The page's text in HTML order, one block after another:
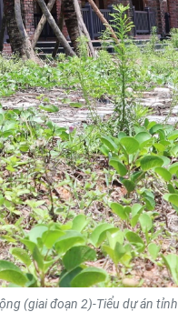
(giai đoạn 2)-Tiểu dự án tỉnh